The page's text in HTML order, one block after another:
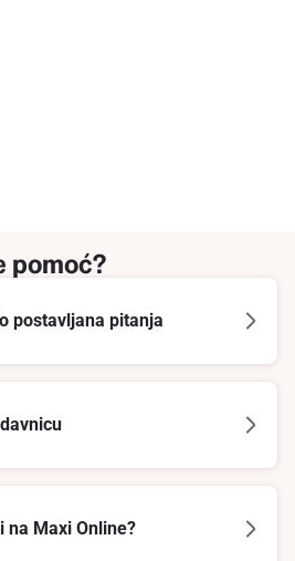
pomoć?
postavljana pitanja
na Maxi Online?